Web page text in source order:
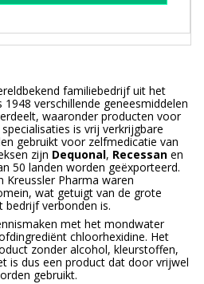
familiebedrijf uit het
verschillende geneesmiddelen
waaronder producten voor
is vrij verkrijgbare
gebruikt voor zelfmedicatie van
zijn Dequonal, Recessan en
50 landen worden geëxporteerd.
Kreussler Pharma waren
wat getuigt van de grote
bedrijf verbonden is.
met het mondwater
chloorhexidine. Het
zonder alcohol, kleurstoffen,
is dus een product dat door vrijwel
gebruikt.